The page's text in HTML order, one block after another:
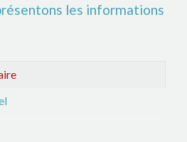
les informations